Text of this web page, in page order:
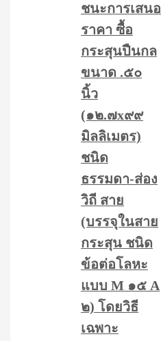
ชนะการเสนอ
ราคา ซื้อ
กระสุนปืนกล
ขนาด .๕๐
นิ้ว
(๑๒.๗x๙๙
มิลลิเมตร)
ชนิด
ธรรมดา-ส่อง
วิถี สาย
(บรรจุในสาย
กระสุน ชนิด
ข้อต่อโลหะ
แบบ M ๑๕ A
๒) โดยวิธี
เฉพาะ